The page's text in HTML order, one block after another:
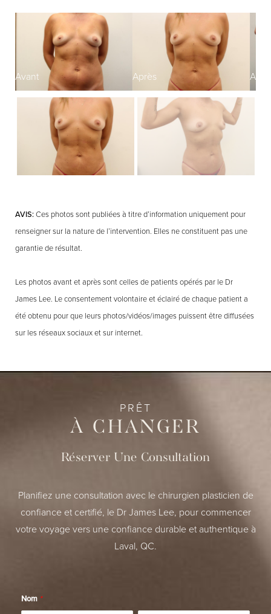
Avant Après
AVIS:Ces photos sont publiées à titre d’information uniquement pour
renseigner sur la nature de l’intervention. Elles ne constituent pas une
garantie de résultat.
Les photos avant et après sont celles de patients opérés par le Dr
James Lee. Le consentement volontaire et éclairé de chaque patient a
été obtenu pour que leurs photos/vidéos/images puissent être diffusées
sur les réseaux sociaux et sur internet.
PRÊT
À CHANGER
Réserver Une Consultation
Planifiez une consultation avec le chirurgien plasticien de
confiance et certifié, le Dr James Lee, pour commencer
votre voyage vers une confiance durable et authentique à
Laval, QC.
Nom *